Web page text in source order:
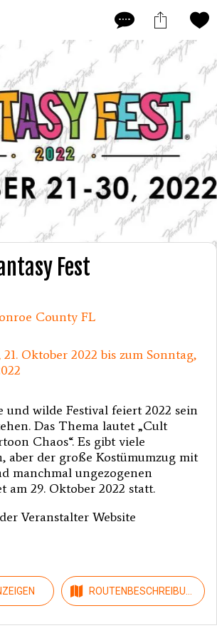
Fest
County FL
und wilde Festival feiert 2022 sein
Das Thema lautet „Cult
Chaos“. Es gibt viele
aber der große Kostümumzug mit
manchmal ungezogenen
am 29. Oktober 2022 statt.
Veranstalter Website
ROUTENBESCHREIBUN